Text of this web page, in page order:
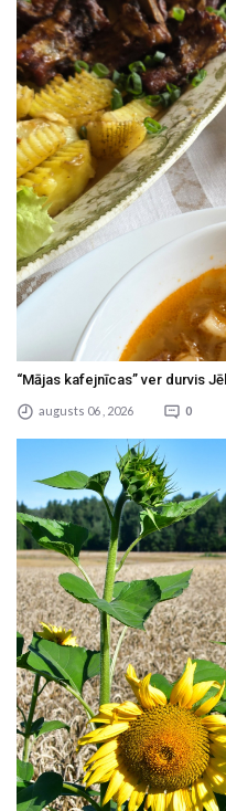
“Mājas kafejnīcas” ver durvis
augusts 06 , 2026 0